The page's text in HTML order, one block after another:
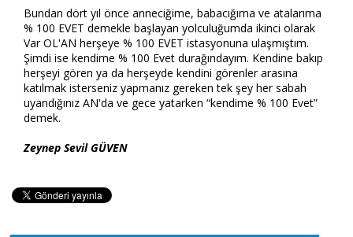
Bundan dört yıl önce anneciğime, babacığıma ve atalarıma
% 100 EVET demekle başlayan yolculuğumda ikinci olarak
Var OL'AN herşeye % 100 EVET istasyonuna ulaşmıştım.
Şimdi ise kendime % 100 Evet durağındayım. Kendine bakıp
herşeyi gören ya da herşeyde kendini görenler arasına
katılmak isterseniz yapmanız gereken tek şey her sabah
uyandığınız AN'da ve gece yatarken “kendime % 100 Evet”
demek.
Zeynep Sevil GÜVEN